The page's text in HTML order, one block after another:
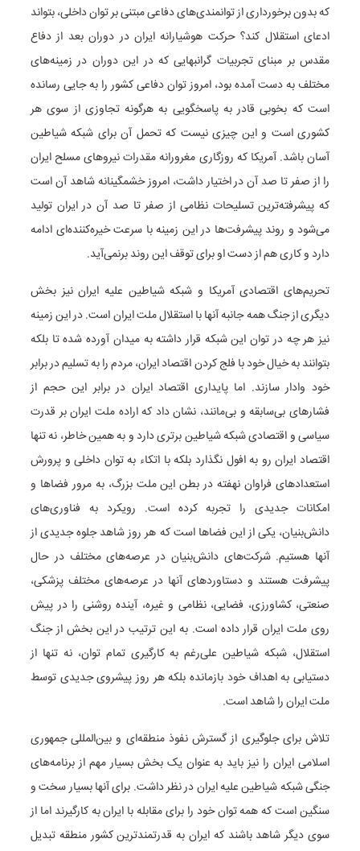
که بدون برخورداری از توانمندی‌های دفاعی مبتنی بر توان داخلی، بتواند
ادعای استقلال کند؟ حرکت هوشیارانه ایران در دوران بعد از دفاع
مقدس بر مبنای تجربیات گرانبهایی که در این دوران در زمینه‌های
مختلف به دست آمده بود، امروز توان دفاعی کشور را به جایی رسانده
است که بخوبی قادر به پاسخگویی به هرگونه تجاوزی از سوی هر
کشوری است و این چیزی نیست که تحمل آن برای شبکه شیاطین
آسان باشد. آمریکا که روزگاری مغرورانه مقدرات نیروهای مسلح ایران
را از صفر تا صد آن در اختیار داشت، امروز خشمگینانه شاهد آن است
که پیشرفته‌ترین تسلیحات نظامی از صفر تا صد آن در ایران تولید
می‌شود و روند پیشرفت‌ها در این زمینه با سرعت خیره‌کننده‌ای ادامه
دارد و کاری هم از دست او برای توقف این روند برنمی‌آید.
تحریم‌های اقتصادی آمریکا و شبکه شیاطین علیه ایران نیز بخش
دیگری از جنگ همه جانبه آنها با استقلال ملت ایران است. در این زمینه
نیز هر چه در توان این شبکه قرار داشته به میدان آورده شده تا بلکه
بتوانند به خیال خود با فلج کردن اقتصاد ایران، مردم را به تسلیم در برابر
خود وادار سازند. اما پایداری اقتصاد ایران در برابر این حجم از
فشارهای بی‌سابقه و بی‌مانند، نشان داد که اراده ملت ایران بر قدرت
سیاسی و اقتصادی شبکه شیاطین برتری دارد و به همین خاطر، نه تنها
اقتصاد ایران رو به افول نگذارد بلکه با اتکاء به توان داخلی و پرورش
استعدادهای فراوان نهفته در بطن این ملت بزرگ، به مرور فضاها و
امکانات جدیدی را تجربه کرده است. رویکرد به فناوری‌های
دانش‌بنیان، یکی از این فضاها است که هر روز شاهد جلوه جدیدی از
آنها هستیم. شرکت‌های دانش‌بنیان در عرصه‌های مختلف در حال
پیشرفت هستند و دستاوردهای آنها در عرصه‌های مختلف پزشکی،
صنعتی، کشاورزی، فضایی، نظامی و غیره، آینده روشنی را در پیش
روی ملت ایران قرار داده است. به این ترتیب در این بخش از جنگ
استقلال، شبکه شیاطین علی‌رغم به کارگیری تمام توان، نه تنها از
دستیابی به اهداف خود بازمانده بلکه هر روز پیشروی جدیدی توسط
ملت ایران را شاهد است.
تلاش برای جلوگیری از گسترش نفوذ منطقه‌ای و بین‌المللی جمهوری
اسلامی ایران را نیز باید به عنوان یک بخش بسیار مهم از برنامه‌های
جنگی شبکه شیاطین علیه ایران در نظر داشت. برای آنها بسیار سخت و
سنگین است که همه توان خود را برای مقابله با ایران به کارگیرند اما از
سوی دیگر شاهد باشند که ایران به قدرتمندترین کشور منطقه تبدیل